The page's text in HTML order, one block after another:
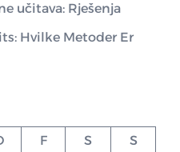
učitava: Rješenja
Hvilke Metoder Er
F S
S